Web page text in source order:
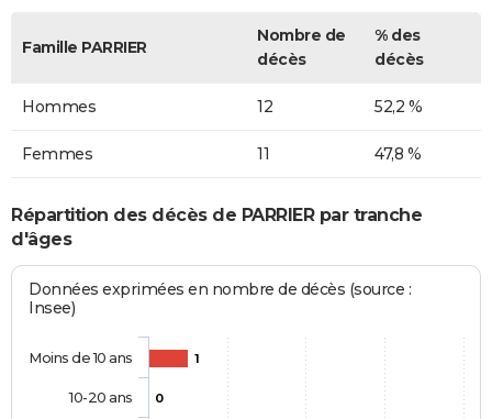
Famille PARRIER
Nombre de
décès
% des
décès
Hommes 12 52,2 %
Femmes 11 47,8 %
Répartition des décès de PARRIER par tranche
d'âges
Données exprimées en nombre de décès (source :
Insee)
1
0
Moins de 10 ans
10-20 ans